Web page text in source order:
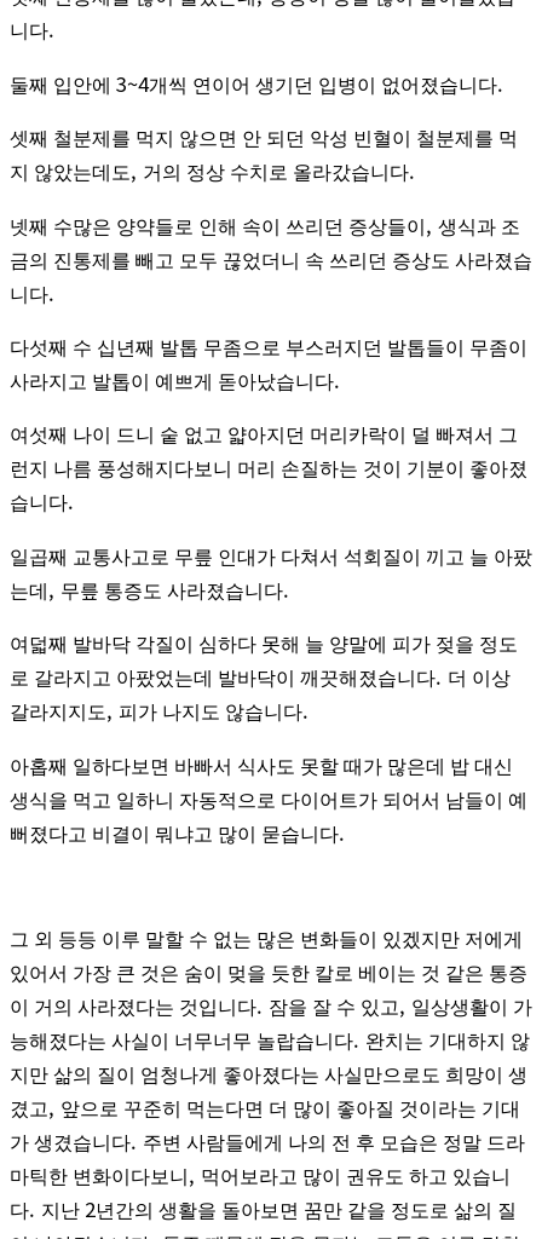
니다.
둘째 입안에 3~4개씩 연이어 생기던 입병이 없어졌습니다.
셋째 철분제를 먹지 않으면 안 되던 악성 빈혈이 철분제를 먹
지 않았는데도, 거의 정상 수치로 올라갔습니다.
넷째 수많은 양약들로 인해 속이 쓰리던 증상들이, 생식과 조
금의 진통제를 빼고 모두 끊었더니 속 쓰리던 증상도 사라졌습
니다.
다섯째 수 십년째 발톱 무좀으로 부스러지던 발톱들이 무좀이
사라지고 발톱이 예쁘게 돋아났습니다.
여섯째 나이 드니 숱 없고 얇아지던 머리카락이 덜 빠져서 그
런지 나름 풍성해지다보니 머리 손질하는 것이 기분이 좋아졌
습니다.
일곱째 교통사고로 무릎 인대가 다쳐서 석회질이 끼고 늘 아팠
는데, 무릎 통증도 사라졌습니다.
여덟째 발바닥 각질이 심하다 못해 늘 양말에 피가 젖을 정도
로 갈라지고 아팠었는데 발바닥이 깨끗해졌습니다. 더 이상
갈라지지도, 피가 나지도 않습니다.
아홉째 일하다보면 바빠서 식사도 못할 때가 많은데 밥 대신
생식을 먹고 일하니 자동적으로 다이어트가 되어서 남들이 예
뻐졌다고 비결이 뭐냐고 많이 묻습니다.
그 외 등등 이루 말할 수 없는 많은 변화들이 있겠지만 저에게
있어서 가장 큰 것은 숨이 멎을 듯한 칼로 베이는 것 같은 통증
이 거의 사라졌다는 것입니다. 잠을 잘 수 있고, 일상생활이 가
능해졌다는 사실이 너무너무 놀랍습니다. 완치는 기대하지 않
지만 삶의 질이 엄청나게 좋아졌다는 사실만으로도 희망이 생
겼고, 앞으로 꾸준히 먹는다면 더 많이 좋아질 것이라는 기대
가 생겼습니다. 주변 사람들에게 나의 전 후 모습은 정말 드라
마틱한 변화이다보니 , 먹어보라고 많이 권유도 하고 있습니
다. 지난 2년간의 생활을 돌아보면 꿈만 같을 정도로 삶의 질